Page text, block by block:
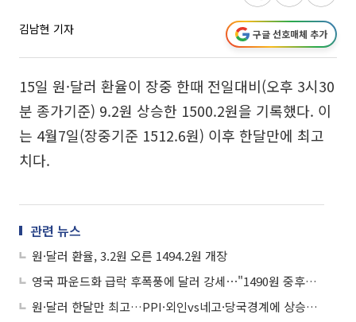
김남현 기자 구글 선호매체 추가
15일 원·달러 환율이 장중 한때 전일대비(오후 3시30
분 종가기준) 9.2원 상승한 1500.2원을 기록했다. 이
는 4월7일(장중기준 1512.6원) 이후 한달만에 최고
치다.
관련 뉴스
원·달러 환율, 3.2원 오른 1494.2원 개장
영국 파운드화 급락 후폭풍에 달러 강세⋯"1490원 중후반 등락"
원·달러 한달만 최고…PPI·외인vs네고·당국경계에 상승폭은 찔끔